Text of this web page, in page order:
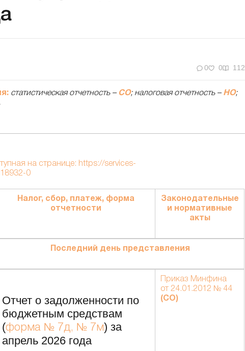
0 0 112
статистическая отчетность – СО; налоговая отчетность – НО;
на странице: https://services-
0
Налог, сбор, платеж, форма
отчетности
Законодательные
и нормативные
акты
Последний день представления
Отчет о задолженности по
бюджетным средствам
(форма № 7д, № 7м) за
апрель 2026 года
Приказ Минфина
от 24.01.2012 № 44
(СО)